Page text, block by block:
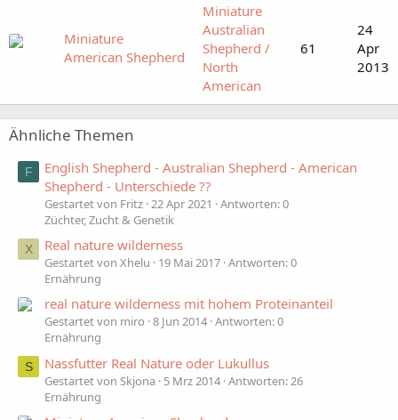
Miniature
American Shepherd
Miniature
Australian
Shepherd /
North
American
61
24
Apr
2013
Ähnliche Themen
F
English Shepherd - Australian Shepherd - American
Shepherd - Unterschiede ??
Gestartet von Fritz 22 Apr 2021
Antworten: 0
Züchter, Zucht & Genetik
X Real nature wilderness
Gestartet von Xhelu 19 Mai 2017 Antworten: 0
Ernährung
real nature wilderness mit hohem Proteinanteil
Gestartet von miro 8 Jun 2014 Antworten: 0
Ernährung
S Nassfutter Real Nature oder Lukullus
Gestartet von Skjona 5 Mrz 2014 Antworten: 26
Ernährung